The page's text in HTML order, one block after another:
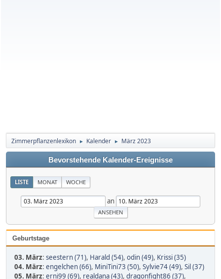
Zimmerpflanzenlexikon ► Kalender ► März 2023
Bevorstehende Kalender-Ereignisse
LISTE MONAT WOCHE
an
Geburtstage
03. März: seestern (71), Harald (54), odin (49), Krissi (35)
04. März: engelchen (66), MiniTini73 (50), Sylvie74 (49), Sil (37)
05. März: erni99 (69), realdana (43), dragonfight86 (37),